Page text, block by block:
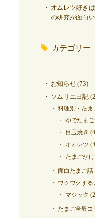
オムレツ好き
の研究が面白い
カテゴリー
お知らせ (73)
ソムリエ日記
料理別・たま
ゆでたまご
目玉焼き
オムレツ
たまごか
面白たまご話
ワクワクする
マジック
たまご全般コ